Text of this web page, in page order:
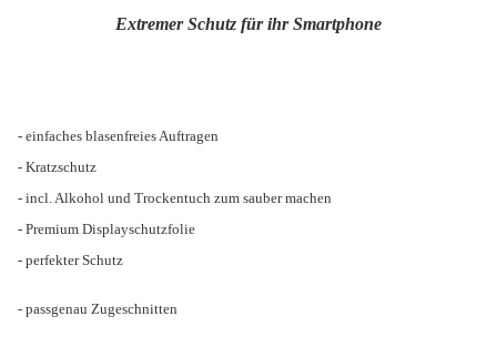
Extremer Schutz für ihr Smartphone
- einfaches blasenfreies Auftragen
- Kratzschutz
- incl. Alkohol und Trockentuch zum sauber machen
- Premium Displayschutzfolie
- perfekter Schutz
- passgenau Zugeschnitten